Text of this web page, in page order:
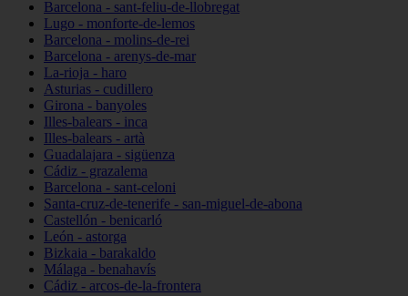
Barcelona - sant-feliu-de-llobregat
Lugo - monforte-de-lemos
Barcelona - molins-de-rei
Barcelona - arenys-de-mar
La-rioja - haro
Asturias - cudillero
Girona - banyoles
Illes-balears - inca
Illes-balears - artà
Guadalajara - sigüenza
Cádiz - grazalema
Barcelona - sant-celoni
Santa-cruz-de-tenerife - san-miguel-de-abona
Castellón - benicarló
León - astorga
Bizkaia - barakaldo
Málaga - benahavís
Cádiz - arcos-de-la-frontera